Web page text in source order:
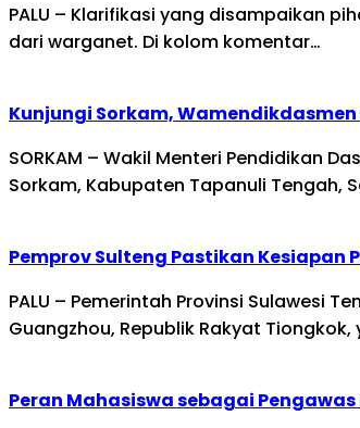
PALU – Klarifikasi yang disampaikan
dari warganet. Di kolom komentar…
Kunjungi Sorkam,
SORKAM – Wakil Menteri Pendidikan
Sorkam, Kabupaten Tapanuli Tengah,
Pemprov Sulteng Pastikan
PALU – Pemerintah Provinsi Sulawesi
Guangzhou, Republik Rakyat
Peran Mahasiswa sebagai